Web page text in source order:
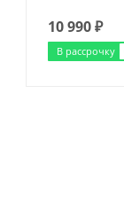
10 990₽
В рассрочку